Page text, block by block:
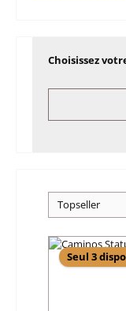
Choisissez
Seul 3